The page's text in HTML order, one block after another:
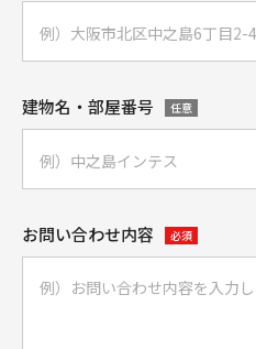
建物名・部屋番号 任意
お問い合わせ内容 必須